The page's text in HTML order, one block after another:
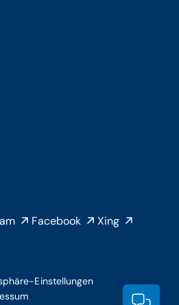
Facebook Xing
Einstellungen